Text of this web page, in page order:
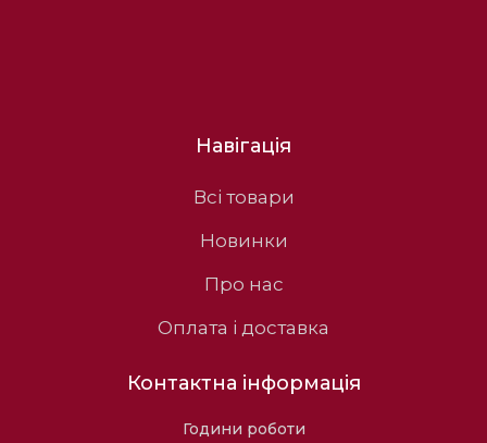
Навігація
Всі товари
Новинки
Про нас
Оплата і доставка
Контактна інформація
Години роботи